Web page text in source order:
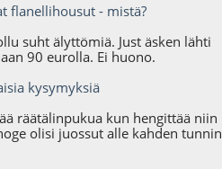
flanellihousut - mistä?
suht älyttömiä. Just äsken lähti
90 eurolla. Ei huono.
kysymyksiä
räätälinpukua kun hengittää niin
olisi juossut alle kahden tunnin